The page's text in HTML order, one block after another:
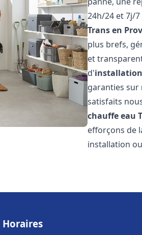
24h/24 et 7j/
Trans en
plus brefs,
et
d'
garanties sur
satisfaits
chauffe eau
efforçons de
installation
Horaires